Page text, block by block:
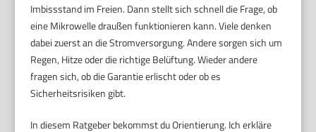
Imbissstand im Freien. Dann stellt sich schnell die Frage, ob
eine Mikrowelle draußen funktionieren kann. Viele denken
dabei zuerst an die Stromversorgung. Andere sorgen sich um
Regen, Hitze oder die richtige Belüftung. Wieder andere
fragen sich, ob die Garantie erlischt oder ob es
Sicherheitsrisiken gibt.
In diesem Ratgeber bekommst du Orientierung. Ich erkläre